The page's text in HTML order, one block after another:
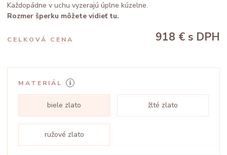
Každopádne v uchu vyzerajú úplne kúzelne.
Rozmer šperku môžete vidieť tu.
CELKOVÁ CENA 918 € s DPH
MATERIÁL
biele zlato žlté zlato
ružové zlato